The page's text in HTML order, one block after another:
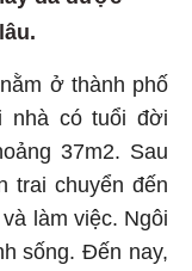
ở thành phố
nhà có tuổi đời
37m2. Sau
trai chuyển đến
làm việc. Ngôi
sống. Đến nay,